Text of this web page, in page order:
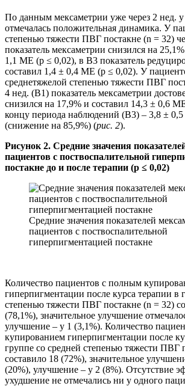
По данным мексаметрии уже через 2 нед. у
отмечалась положительная динамика. У
степенью тяжести ПВГ постакне (n = 32)
показатель мексаметрии снизился на
1,1 МЕ (p ≤ 0,02), в В3 показатель
составил 1,4 ± 0,4 МЕ (p ≤ 0,02). У
среднетяжелой степенью тяжести ПВГ
4 нед. (В1) показатель мексаметрии
снизился на 17,9% и составил 14,3 ± 0,6
концу периода наблюдений (В3) – 3,8 ±
(снижение на 85,9%) (рис. 2).
Рисунок 2. Средние значения
пациентов с поствоспалительной
постакне до и после терапии (p ≤ 0,02)
Средние значения показателей
пациентов с поствоспалительной
гиперпигментацией постакне
Количество пациентов с полным
гиперпигментации после курса терапии в
степенью тяжести ПВГ постакне (n = 32)
(78,1%), значительное улучшение
улучшение – у 1 (3,1%). Количество
купированием гиперпигментации после
группе со средней степенью тяжести ПВГ
составило 18 (72%), значительное
(20%), улучшение – у 2 (8%). Отсутствие
ухудшение не отмечались ни у одного